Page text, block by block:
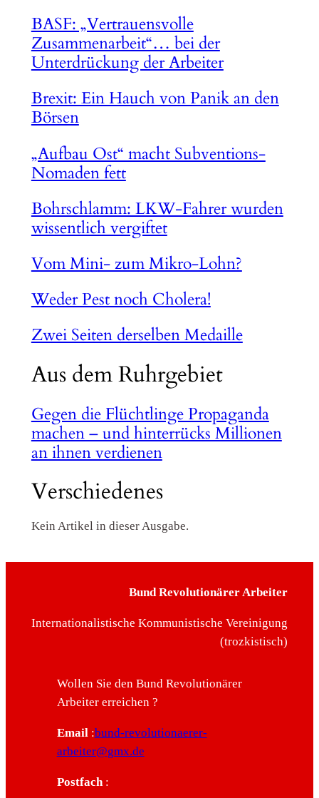
BASF: „Vertrauensvolle
Zusammenarbeit“… bei der
Unterdrückung der Arbeiter
Brexit: Ein Hauch von Panik an den
Börsen
„Aufbau Ost“ macht Subventions-
Nomaden fett
Bohrschlamm: LKW-Fahrer wurden
wissentlich vergiftet
Vom Mini- zum Mikro-Lohn?
Weder Pest noch Cholera!
Zwei Seiten derselben Medaille
Aus dem Ruhrgebiet
Gegen die Flüchtlinge Propaganda
machen – und hinterrücks Millionen
an ihnen verdienen
Verschiedenes
Kein Artikel in dieser Ausgabe.
Bund Revolutionärer Arbeiter
Internationalistische Kommunistische Vereinigung
(trozkistisch)
Wollen Sie den Bund Revolutionärer
Arbeiter erreichen ?
Email:bund-revolutionaerer-
arbeiter@gmx.de
Postfach: